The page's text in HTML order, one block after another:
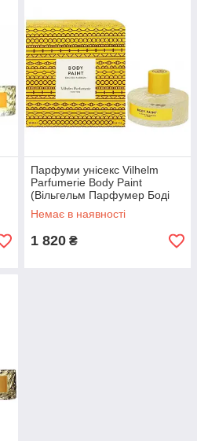
Парфуми унісекс Vilhelm
Parfumerie Body Paint
(Вільгельм Парфумер Боді
Пейнт) 100 ml/мл
Немає в наявності
1 820 ₴